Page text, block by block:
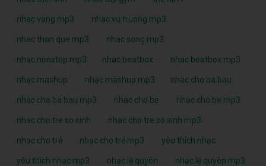
nhac vang mp3 nhac vu truong mp3
nhac thon que mp3 nhac song mp3
nhac nonstop mp3 nhac beatbox nhac beatbox mp3
nhạc mashup nhạc mashup mp3 nhac cho ba bau
nhac cho ba bau mp3 nhac cho be nhac cho be mp3
nhac cho tre so sinh nhac cho tre so sinh mp3
nhạc cho trẻ nhạc cho trẻ mp3 yêu thích nhạc
yêu thích nhạc mp3 nhạc lệ quyên nhạc lệ quyên mp3